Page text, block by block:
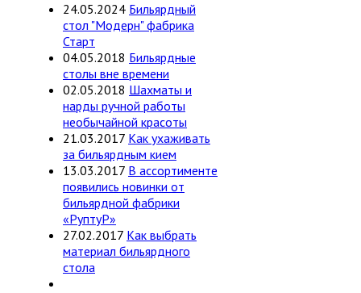
24.05.2024 Бильярдный
стол "Модерн" фабрика
Старт
04.05.2018 Бильярдные
столы вне времени
02.05.2018 Шахматы и
нарды ручной работы
необычайной красоты
21.03.2017 Как ухаживать
за бильярдным кием
13.03.2017 В ассортименте
появились новинки от
бильярдной фабрики
«РуптуР»
27.02.2017 Как выбрать
материал бильярдного
стола